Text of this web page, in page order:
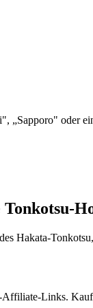
„Sapporo" oder
Hakata-
Links.